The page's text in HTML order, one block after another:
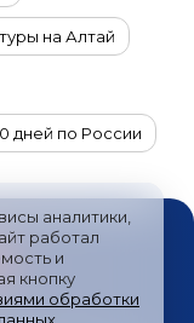
аналитики,
работал
и
кнопку
обработки
на Алтай
дней по России
дней по России
дней по России
дня по России